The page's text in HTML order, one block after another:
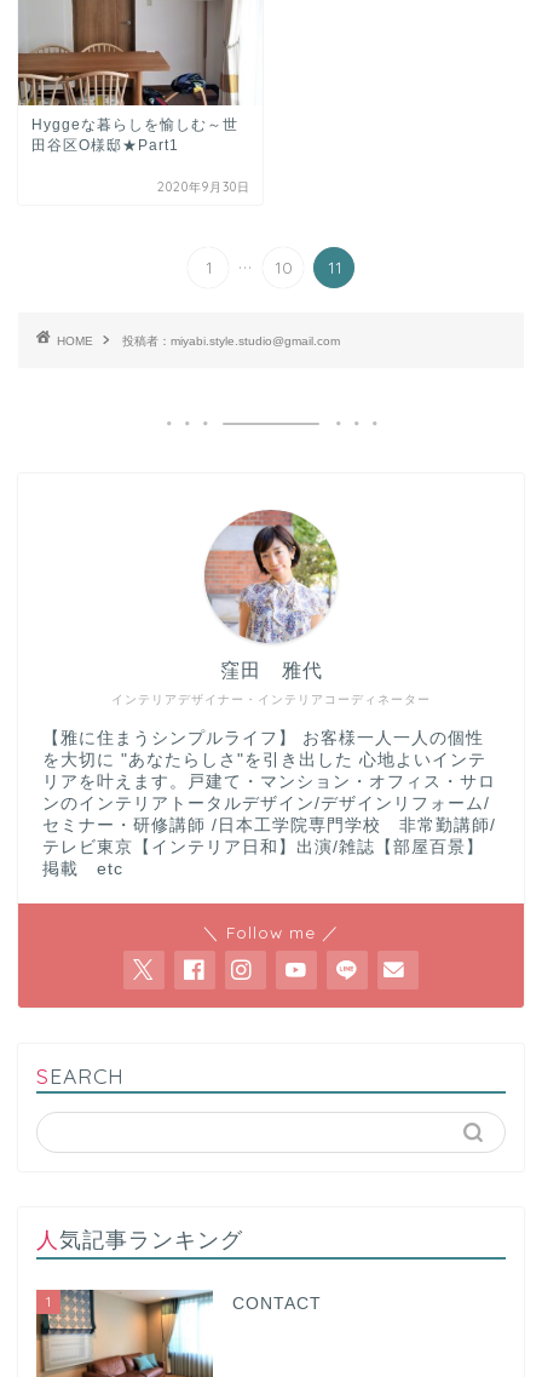
Hyggeな暮らしを愉しむ～世
田谷区O様邸★Part1
2020年9月30日
1 ... 10 11
HOME 投稿者：miyabi.style.studio@gmail.com
インテリアデザイナー・インテリアコーディネーター
窪田 雅代
【雅に住まうシンプルライフ】 お客様一人一人の個性
を大切に "あなたらしさ"を引き出した 心地よいインテ
リアを叶えます。戸建て・マンション・オフィス・サロ
ンのインテリアトータルデザイン/デザインリフォーム/
セミナー・研修講師 /日本工学院専門学校 非常勤講師/
テレビ東京【インテリア日和】出演/雑誌【部屋百景】
掲載 etc
＼ Follow me ／
SEARCH
人気記事ランキング
1 CONTACT